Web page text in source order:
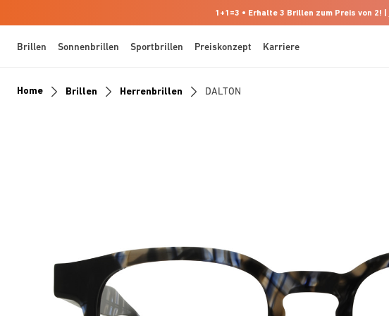
1+1=3 • Erhalte 3 Brillen zum Preis von 2! |
Brillen Sonnenbrillen Sportbrillen Preiskonzept Karriere
Home Brillen Herrenbrillen DALTON